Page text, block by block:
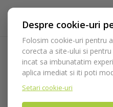
Despre cookie-uri
Folosim cookie-uri pentru
corecta a site-ului si
incat sa imbunatatim
aplica imediat si iti poti
Setari cookie-uri
Acasa Instrumentar
restaurare
Restaurare
Spatula dubla Goldstein N.4 cod